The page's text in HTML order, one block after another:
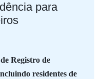
para
Registro de
residentes de